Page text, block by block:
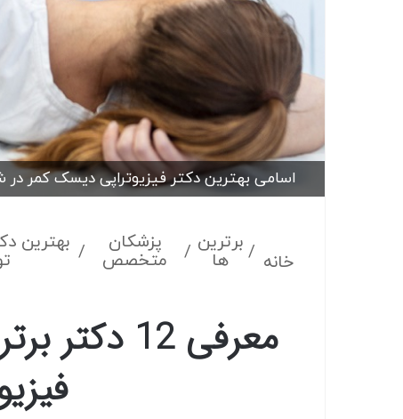
اسامی بهترین دکتر فیزیوتراپی دیسک کمر در
خانه / برترین
ها / پزشکان
متخصص / بهترین
معرفی 12